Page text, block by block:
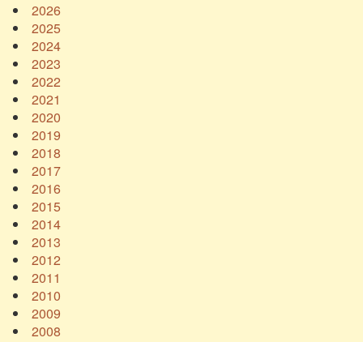
2026
2025
2024
2023
2022
2021
2020
2019
2018
2017
2016
2015
2014
2013
2012
2011
2010
2009
2008